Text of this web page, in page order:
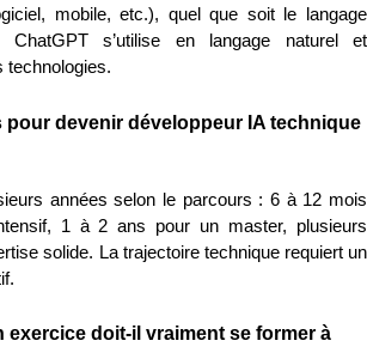
mobile, etc.), quel que soit le langage
ChatGPT s’utilise en langage naturel et
technologies.
pour devenir développeur IA technique
années selon le parcours : 6 à 12 mois
1 à 2 ans pour un master, plusieurs
solide. La trajectoire technique requiert un
exercice doit-il vraiment se former à